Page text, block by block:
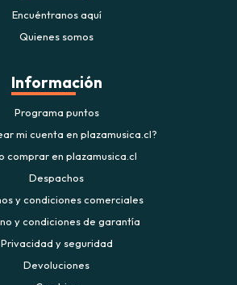
Encuéntranos aquí
Quienes somos
Información
Programa puntos
mi cuenta en plazamusica.cl?
comprar en plazamusica.cl
Despachos
y condiciones comerciales
y condiciones de garantía
Privacidad y seguridad
Devoluciones